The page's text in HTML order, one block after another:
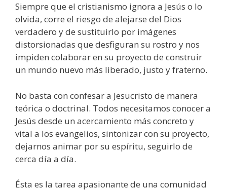
Siempre que el cristianismo ignora a Jesús o lo
olvida, corre el riesgo de alejarse del Dios
verdadero y de sustituirlo por imágenes
distorsionadas que desfiguran su rostro y nos
impiden colaborar en su proyecto de construir
un mundo nuevo más liberado, justo y fraterno.
No basta con confesar a Jesucristo de manera
teórica o doctrinal. Todos necesitamos conocer a
Jesús desde un acercamiento más concreto y
vital a los evangelios, sintonizar con su proyecto,
dejarnos animar por su espíritu, seguirlo de
cerca día a día.
Ésta es la tarea apasionante de una comunidad